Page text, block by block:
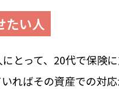
たい人
とって、20代で保険
ればその資産での対応